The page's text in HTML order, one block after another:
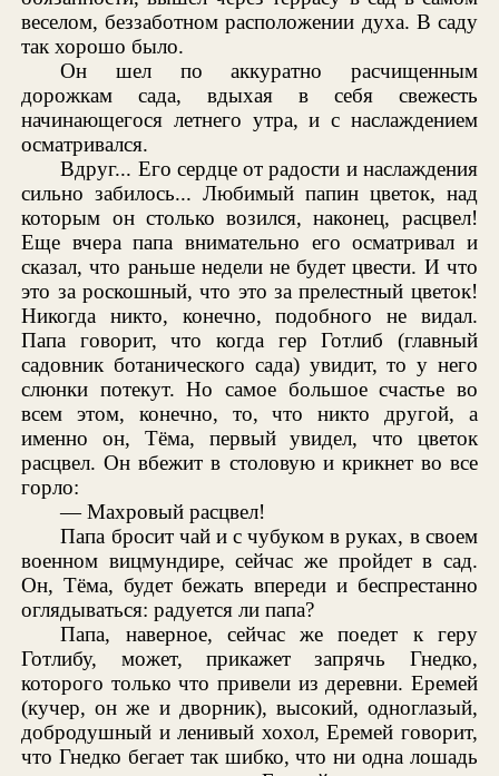
веселом, беззаботном расположении духа. В саду
так хорошо было.
Он шел по аккуратно расчищенным
дорожкам сада, вдыхая в себя свежесть
начинающегося летнего утра, и с наслаждением
осматривался.
Вдруг... Его сердце от радости и наслаждения
сильно забилось... Любимый папин цветок, над
которым он столько возился, наконец, расцвел!
Еще вчера папа внимательно его осматривал и
сказал, что раньше недели не будет цвести. И что
это за роскошный, что это за прелестный цветок!
Никогда никто, конечно, подобного не видал.
Папа говорит, что когда гер Готлиб (главный
садовник ботанического сада) увидит, то у него
слюнки потекут. Но самое большое счастье во
всем этом, конечно, то, что никто другой, а
именно он, Тёма, первый увидел, что цветок
расцвел. Он вбежит в столовую и крикнет во все
горло:
— Махровый расцвел!
Папа бросит чай и с чубуком в руках, в своем
военном вицмундире, сейчас же пройдет в сад.
Он, Тёма, будет бежать впереди и беспрестанно
оглядываться: радуется ли папа?
Папа, наверное, сейчас же поедет к геру
Готлибу, может, прикажет запрячь Гнедко,
которого только что привели из деревни. Еремей
(кучер, он же и дворник), высокий, одноглазый,
добродушный и ленивый хохол, Еремей говорит,
что Гнедко бегает так шибко, что ни одна лошадь